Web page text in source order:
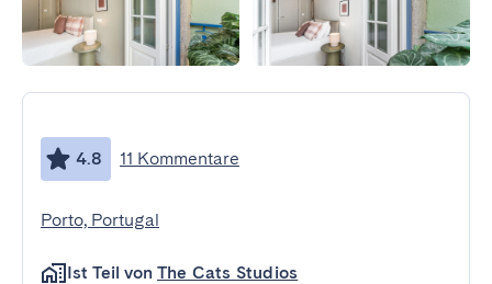
4.8 11 Kommentare
Porto, Portugal
Ist Teil von The Cats Studios